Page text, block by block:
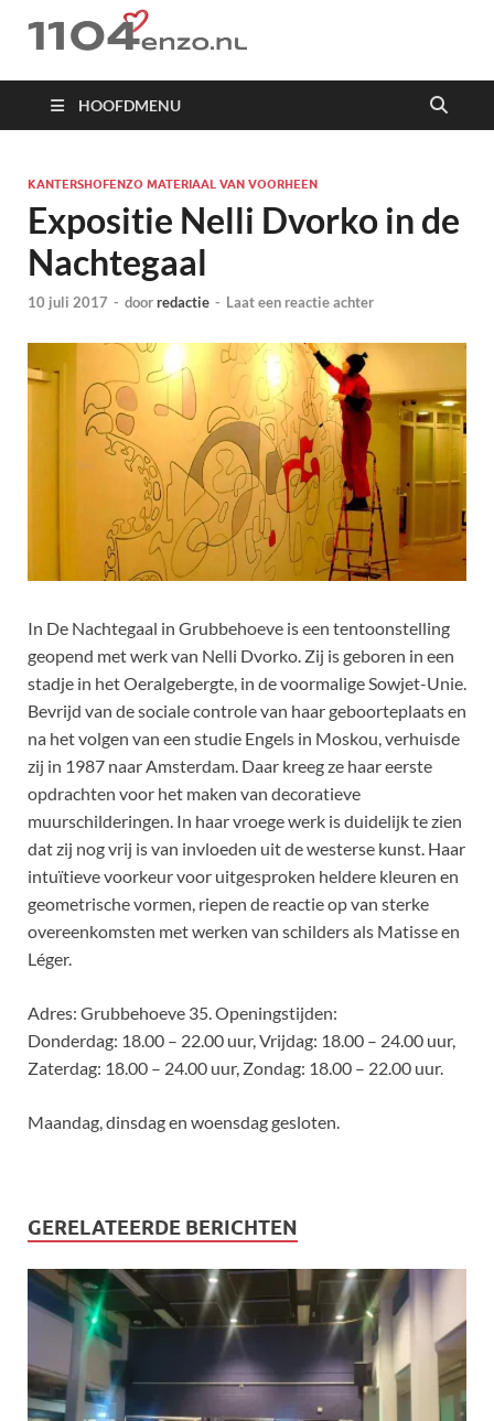
1104 en zo
HOOFDMENU
KANTERSHOFENZO MATERIAAL VAN VOORHEEN
Expositie Nelli Dvorko in de
Nachtegaal
10 juli 2017 - doorredactie - Laat een reactie achter
In De Nachtegaal in Grubbehoeve is een tentoonstelling
geopend met werk van Nelli Dvorko. Zij is geboren in een
stadje in het Oeralgebergte, in de voormalige Sowjet-Unie.
Bevrijd van de sociale controle van haar geboorteplaats en
na het volgen van een studie Engels in Moskou, verhuisde
zij in 1987 naar Amsterdam. Daar kreeg ze haar eerste
opdrachten voor het maken van decoratieve
muurschilderingen. In haar vroege werk is duidelijk te zien
dat zij nog vrij is van invloeden uit de westerse kunst. Haar
intuïtieve voorkeur voor uitgesproken heldere kleuren en
geometrische vormen, riepen de reactie op van sterke
overeenkomsten met werken van schilders als Matisse en
Léger.
Adres: Grubbehoeve 35. Openingstijden:
Donderdag: 18.00 – 22.00 uur, Vrijdag: 18.00 – 24.00 uur,
Zaterdag: 18.00 – 24.00 uur, Zondag: 18.00 – 22.00 uur.
Maandag, dinsdag en woensdag gesloten.
GERELATEERDE BERICHTEN